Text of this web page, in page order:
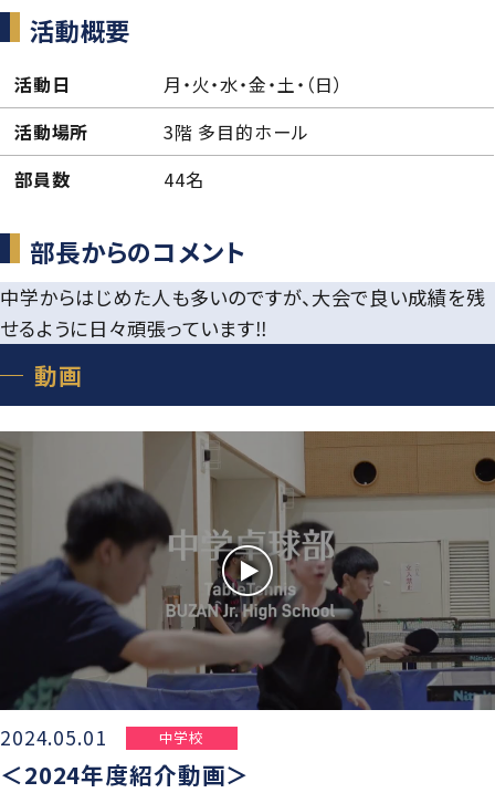
活動概要
活動日
月・火・水・金・土・（日）
活動場所
3階 多目的ホール
部員数
44名
部長からのコメント
中学からはじめた人も多いのですが、大会で良い成績を残
せるように日々頑張っています‼
動画
2024.05.01 中学校
＜2024年度紹介動画＞